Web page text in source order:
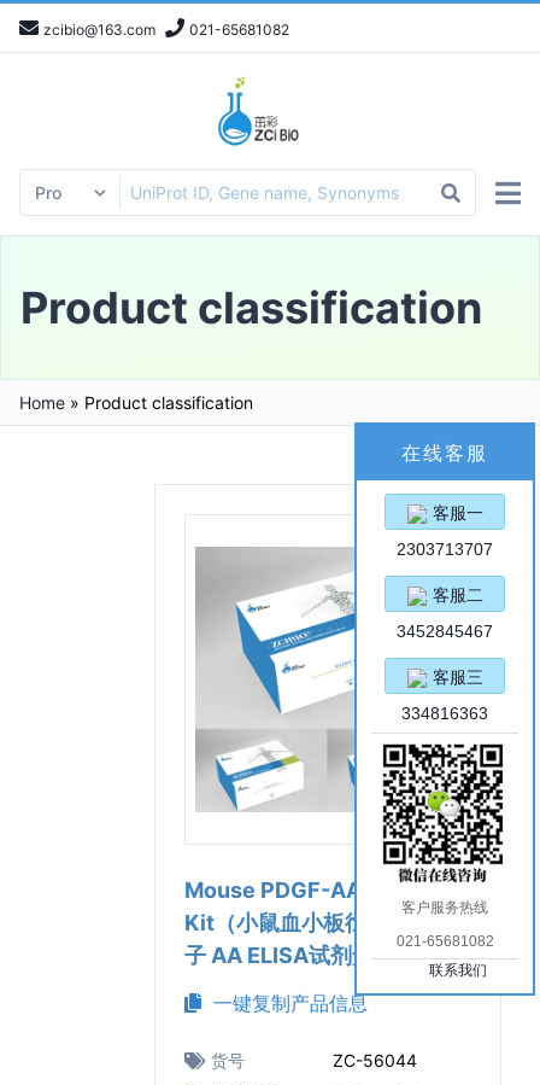
zcibio@163.com 021-65681082
Product classification
Home » Product classification
Mouse PDGF-AA ELISA
Kit（小鼠血小板衍生生长因
子 AA ELISA试剂盒）
一键复制产品信息
货号
ZC-56044
在线客服
客服一
2303713707
客服二
3452845467
客服三
334816363
客户服务热线
021-65681082
联系我们